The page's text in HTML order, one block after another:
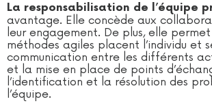
La responsabilisation de l’équipe
avantage. Elle concède aux
leur engagement. De plus, elle
méthodes agiles placent l’individu et
communication entre les différents
et la mise en place de points
l’identification et la résolution des
l’équipe.